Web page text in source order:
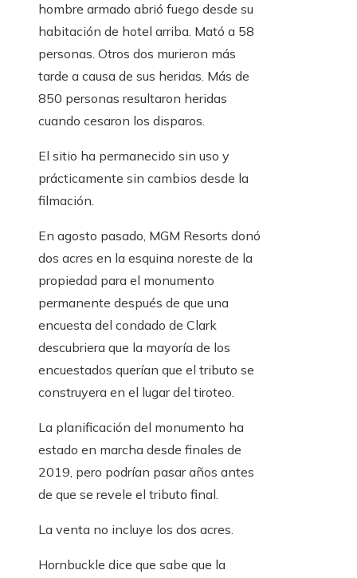
hombre armado abrió fuego desde su
habitación de hotel arriba. Mató a 58
personas. Otros dos murieron más
tarde a causa de sus heridas. Más de
850 personas resultaron heridas
cuando cesaron los disparos.
El sitio ha permanecido sin uso y
prácticamente sin cambios desde la
filmación.
En agosto pasado, MGM Resorts donó
dos acres en la esquina noreste de la
propiedad para el monumento
permanente después de que una
encuesta del condado de Clark
descubriera que la mayoría de los
encuestados querían que el tributo se
construyera en el lugar del tiroteo.
La planificación del monumento ha
estado en marcha desde finales de
2019, pero podrían pasar años antes
de que se revele el tributo final.
La venta no incluye los dos acres.
Hornbuckle dice que sabe que la